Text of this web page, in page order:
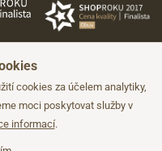
cookies za účelem analytiky,
moci poskytovat služby v
informací.